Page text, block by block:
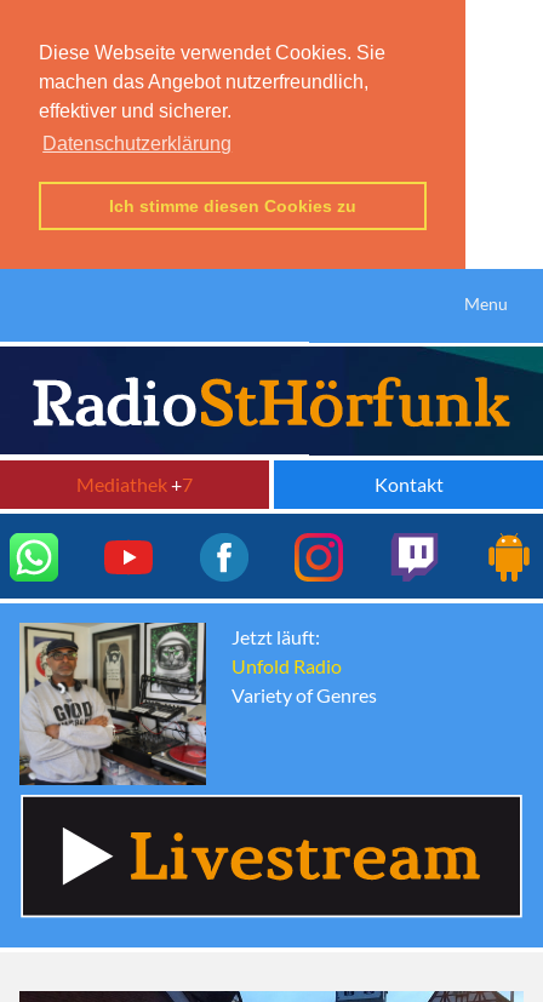
Diese Webseite verwendet Cookies. Sie
machen das Angebot nutzerfreundlich,
effektiver und sicherer.
Datenschutzerklärung
Ich stimme diesen Cookies zu
Menu
Mediathek+7 Kontakt
Jetzt läuft:
Unfold Radio
Variety of Genres